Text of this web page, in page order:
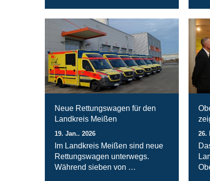
Neue Rettungswagen für den
Landkreis Meißen
19. Jan.. 2026
Im Landkreis Meißen sind neue
Rettungswagen unterwegs.
Während sieben von …
26.